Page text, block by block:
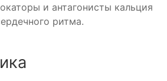
и антагонисты кальция
ритма.